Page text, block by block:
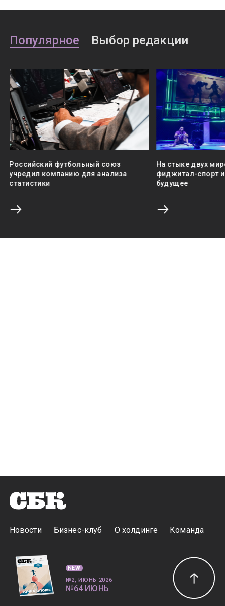
Популярное Выбор редакции
Российский футбольный союз
учредил компанию для анализа
статистики
На стыке двух
фиджитал-спорт
будущее
Новости Бизнес-клуб О холдинге Команда
NEW
№2, ИЮНЬ 2026
№64 ИЮНЬ